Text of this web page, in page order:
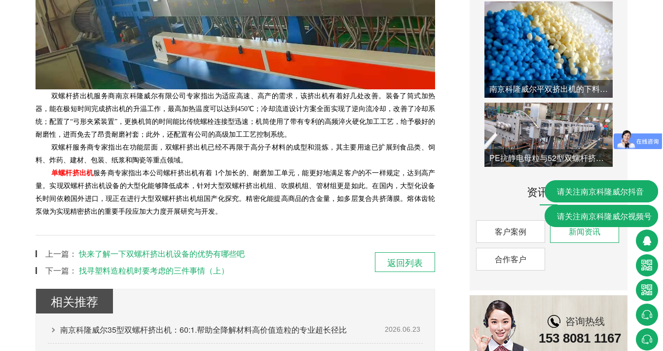
双螺杆挤出机服务商南京科隆威尔有限公司专家指出为适应高速、高产的需求，该挤出机有着好几处改善。装备了筒式加热
器，能在极短时间完成挤出机的升温工作，最高加热温度可以达到450℃；冷却流道设计方案全面实现了逆向流冷却，改善了冷却系
统；配置了“弓形夹紧装置”，更换机筒的时间能比传统螺栓连接型迅速；机筒使用了带有专利的高频淬火硬化加工工艺，给予极好的
耐磨性，进而免去了昂贵耐磨衬套；此外，还配置有公司的高级加工工艺控制系统。
双螺杆服务商专家指出在功能层面，双螺杆挤出机已经不再限于高分子材料的成型和混炼，其主要用途已扩展到食品类、饲
料、炸药、建材、包装、纸浆和陶瓷等重点领域。
单螺杆挤出机服务商专家指出本公司螺杆挤出机有着 1个加长的、耐磨加工单元，能更好地满足客户的不一样规定，达到高产
量。实现双螺杆挤出机设备的大型化能够降低成本，针对大型双螺杆挤出机组、吹膜机组、管材组更是如此。在国内，大型化设备
长时间依赖国外进口，现正在进行大型双螺杆挤出机组国产化探究。精密化能提高商品的含金量，如多层复合共挤薄膜。熔体齿轮
泵做为实现精密挤出的重要手段应加大力度开展研究与开发。
上一篇： 快来了解一下双螺杆挤出机设备的优势有哪些吧
下一篇： 找寻塑料造粒机时要考虑的三件事情（上）
返回列表
相关推荐
南京科隆威尔35型双螺杆挤出机：60:1.帮助全降解材料高价值造粒的专业超长径比 2026.06.23
南京科隆威尔平双挤出机的下料口改造方案：针对喂料瓶颈问题的专业技术解决方案
PE抗静电母粒与52型双螺杆挤出机完美匹配
资讯中心
客户案例 新闻资讯
合作客户
咨询热线
153 8081 1167
请关注南京科隆威尔抖音
请关注南京科隆威尔视频号